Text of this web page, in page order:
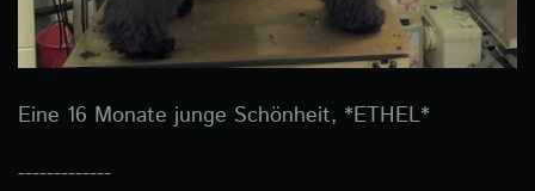
Eine 16 Monate junge Schönheit, *ETHEL*
-------------